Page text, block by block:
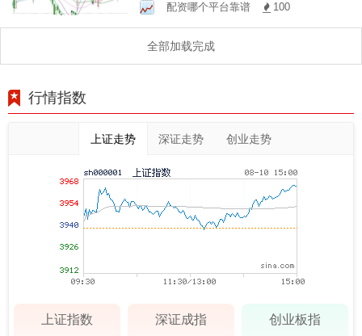
配资哪个平台靠谱 100
全部加载完成
行情指数
上证走势 深证走势 创业走势
上证指数 深证成指 创业板指